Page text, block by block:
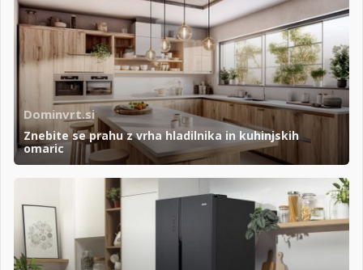
Dominvrt.si
Znebite se prahu z vrha hladilnika in kuhinjskih
omaric